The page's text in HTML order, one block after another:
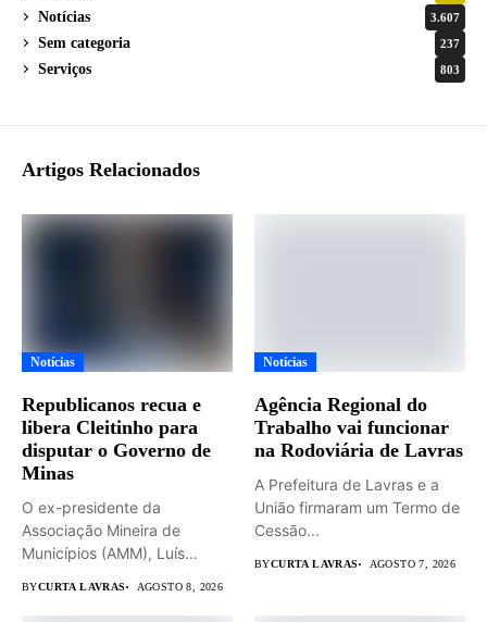
Notícias 3.607
Sem categoria 237
Serviços 803
Artigos Relacionados
Notícias
Republicanos recua e
libera Cleitinho para
disputar o Governo de
Minas
O ex-presidente da
Associação Mineira de
Municípios (AMM), Luís
BYCURTA LAVRAS AGOSTO 8, 2026
Notícias
Agência Regional do
Trabalho vai funcionar
na Rodoviária de Lavras
A Prefeitura de Lavras e a
União firmaram um Termo de
Cessão...
BYCURTA LAVRAS AGOSTO 7, 2026